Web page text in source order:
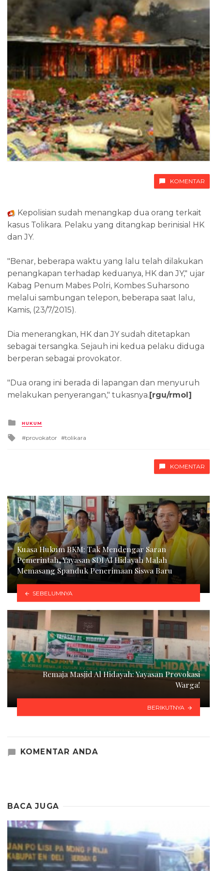
KOMENTAR
Kepolisian sudah menangkap dua orang terkait
kasus Tolikara. Pelaku yang ditangkap berinisial HK
dan JY.
"Benar, beberapa waktu yang lalu telah dilakukan
penangkapan terhadap keduanya, HK dan JY," ujar
Kabag Penum Mabes Polri, Kombes Suharsono
melalui sambungan telepon, beberapa saat lalu,
Kamis, (23/7/2015).
Dia menerangkan, HK dan JY sudah ditetapkan
sebagai tersangka. Sejauh ini kedua pelaku diduga
berperan sebagai provokator.
"Dua orang ini berada di lapangan dan menyuruh
melakukan penyerangan," tukasnya. [rgu/rmol]
Posted
in
HUKUM
Tagged
provokator tolikara
KOMENTAR
Kuasa Hukum BKM: Tak Mendengar Saran
Pemerintah, Yayasan SDI Al Hidayah Malah
Memasang Spanduk Penerimaan Siswa Baru
SEBELUMNYA
Remaja Masjid Al Hidayah: Yayasan Provokasi
Warga!
BERIKUTNYA
KOMENTAR ANDA
BACA JUGA